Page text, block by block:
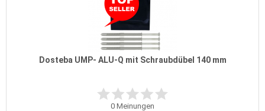
Dosteba UMP- ALU-Q mit Schraubdübel 140 mm
0 Meinungen